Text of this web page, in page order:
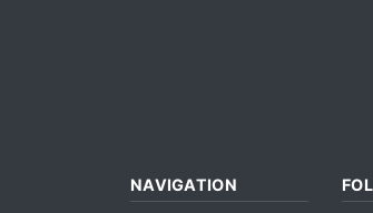
NAVIGATION